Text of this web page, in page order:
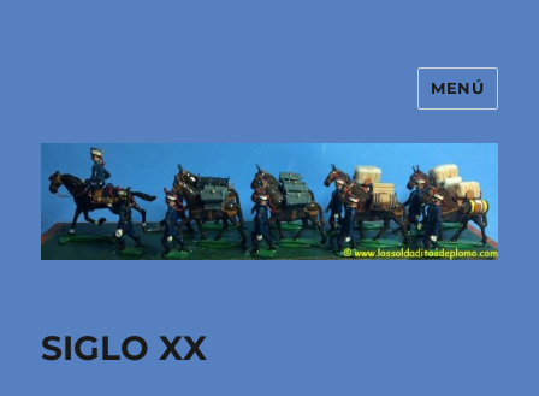
El mundo de los soldaditos de
plomo
MENÚ
SIGLO XX